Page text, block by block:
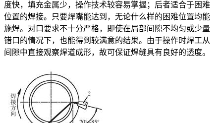
度快，填充金属少，操作技术较容易掌握；后者适合于困难
位置的焊接。只要焊嘴能达到，无论什么样的困难位置均能
施焊。对口要求不十分严格，即使在局部间隙不均匀或少量
错口的情况下，也能得到较满意的结果。由于操作时焊工从
间隙中直接观察焊道成形，故可保证焊缝具有良好的透度。